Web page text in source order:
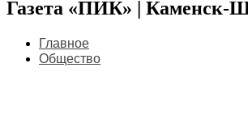
Газета «ПИК» | Каменск-
Главное
Общество